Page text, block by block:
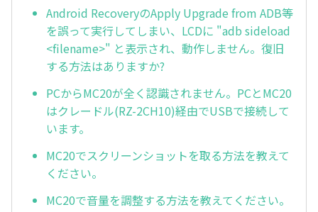
Android RecoveryのApply Upgrade from ADB等
を誤って実行してしまい、LCDに "adb sideload
<filename>" と表示され、動作しません。復旧
する方法はありますか?
PCからMC20が全く認識されません。PCとMC20
はクレードル(RZ-2CH10)経由でUSBで接続して
います。
MC20でスクリーンショットを取る方法を教えて
ください。
MC20で音量を調整する方法を教えてください。